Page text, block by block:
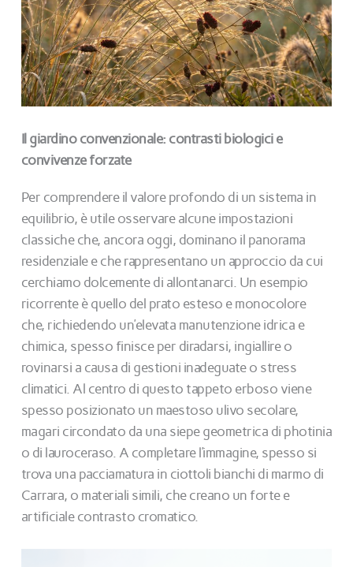
Il giardino convenzionale: contrasti biologici e
convivenze forzate
Per comprendere il valore profondo di un sistema in
equilibrio, è utile osservare alcune impostazioni
classiche che, ancora oggi, dominano il panorama
residenziale e che rappresentano un approccio da cui
cerchiamo dolcemente di allontanarci. Un esempio
ricorrente è quello del prato esteso e monocolore
che, richiedendo un’elevata manutenzione idrica e
chimica, spesso finisce per diradarsi, ingiallire o
rovinarsi a causa di gestioni inadeguate o stress
climatici. Al centro di questo tappeto erboso viene
spesso posizionato un maestoso ulivo secolare,
magari circondato da una siepe geometrica di photinia
o di lauroceraso. A completare l’immagine, spesso si
trova una pacciamatura in ciottoli bianchi di marmo di
Carrara, o materiali simili, che creano un forte e
artificiale contrasto cromatico.